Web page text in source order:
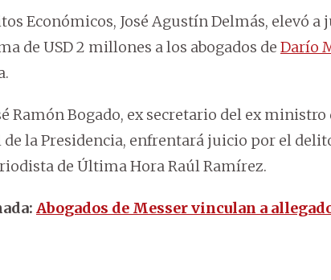
Económicos, José Agustín Delmás, elevó
de USD 2 millones a los abogados de Darío
Ramón Bogado, ex secretario del ex
de la Presidencia, enfrentará juicio por el
de Última Hora Raúl Ramírez.
Abogados de Messer vinculan a